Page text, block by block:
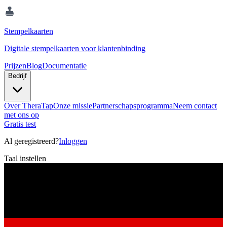
Stempelkaarten
Digitale stempelkaarten voor klantenbinding
PrijzenBlogDocumentatie
Bedrijf
Over TheraTapOnze missiePartnerschapsprogrammaNeem contact
met ons op
Gratis test
Al geregistreerd?Inloggen
Taal instellen